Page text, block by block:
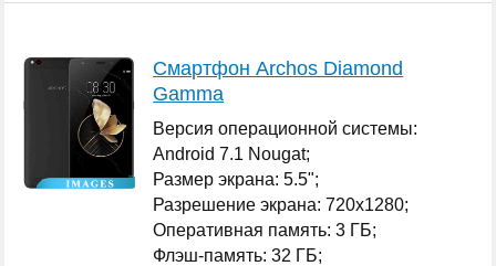
Смартфон Archos Diamond
Gamma
Версия операционной системы:
Android 7.1 Nougat;
Размер экрана: 5.5";
Разрешение экрана: 720x1280;
Оперативная память: 3 ГБ;
Флэш-память: 32 ГБ;